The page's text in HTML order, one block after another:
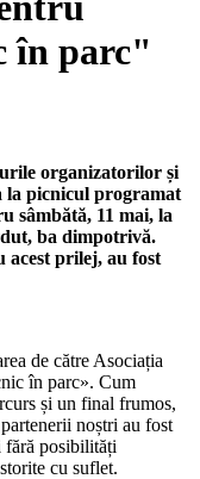
în parc"
organizatorilor și
la picnicul programat
sâmbătă, 11 mai, la
ba dimpotrivă.
acest prilej, au fost
de către Asociația
în parc». Cum
și un final frumos,
noștri au fost
fără posibilități
cu suflet.